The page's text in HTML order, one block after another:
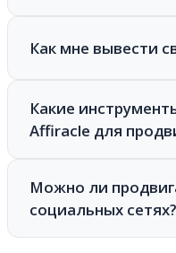
Как мне вывести
Какие
Affiracle для
Можно ли
социальных сетях?